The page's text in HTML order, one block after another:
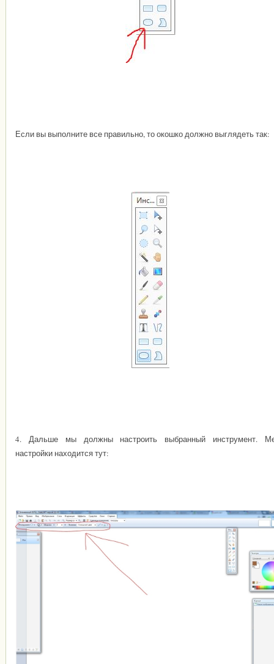
Если вы выполните все правильно, то окошко должно выглядеть так:
4. Дальше мы должны настроить выбранный инструмент.
настройки находится тут: